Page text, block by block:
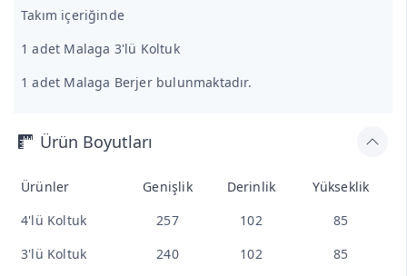
Takım içeriğinde
1 adet Malaga 3'lü Koltuk
1 adet Malaga Berjer bulunmaktadır.
Ürün Boyutları
Ürünler Genişlik Derinlik
Yükseklik
4'lü Koltuk
257 102
85
3'lü Koltuk
240 102
85